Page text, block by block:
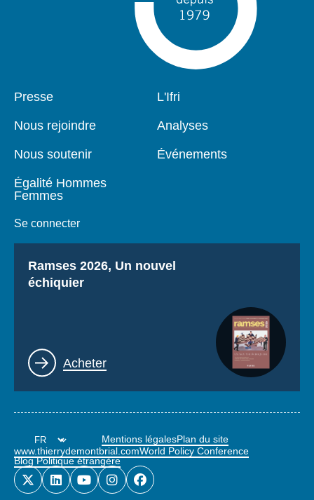
Pied
Presse
Nous rejoindre
Nous soutenir
Égalité Hommes
Femmes
Se connecter
Navigation
L'Ifri
Analyses
Événements
Titre
Ramses 2026, Un nouvel
échiquier
Lien
Acheter
Mentions légalesPlan du site
www.thierrydemontbrial.comWorld Policy Conference
Blog Politique étrangère